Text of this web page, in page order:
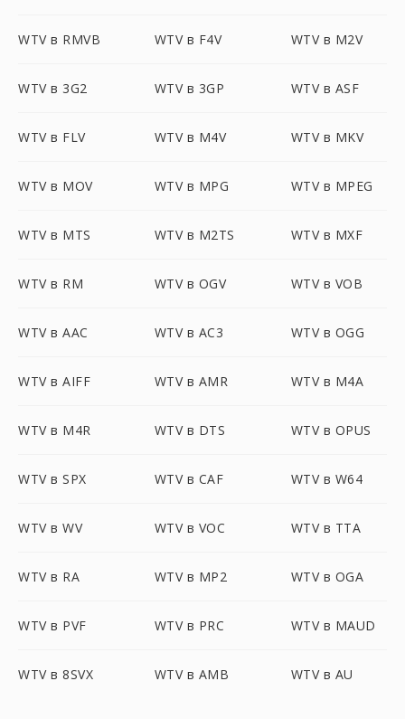
WTV в RMVB WTV в F4V WTV в M2V
WTV в 3G2 WTV в 3GP WTV в ASF
WTV в FLV WTV в M4V WTV в MKV
WTV в MOV WTV в MPG WTV в MPEG
WTV в MTS WTV в M2TS WTV в MXF
WTV в RM WTV в OGV WTV в VOB
WTV в AAC WTV в AC3 WTV в OGG
WTV в AIFF WTV в AMR WTV в M4A
WTV в M4R WTV в DTS WTV в OPUS
WTV в SPX WTV в CAF WTV в W64
WTV в WV WTV в VOC WTV в TTA
WTV в RA WTV в MP2 WTV в OGA
WTV в PVF WTV в PRC WTV в MAUD
WTV в 8SVX WTV в AMB WTV в AU